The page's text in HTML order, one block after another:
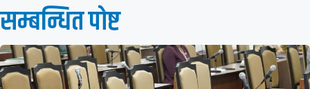
सम्बन्धित पाेष्ट